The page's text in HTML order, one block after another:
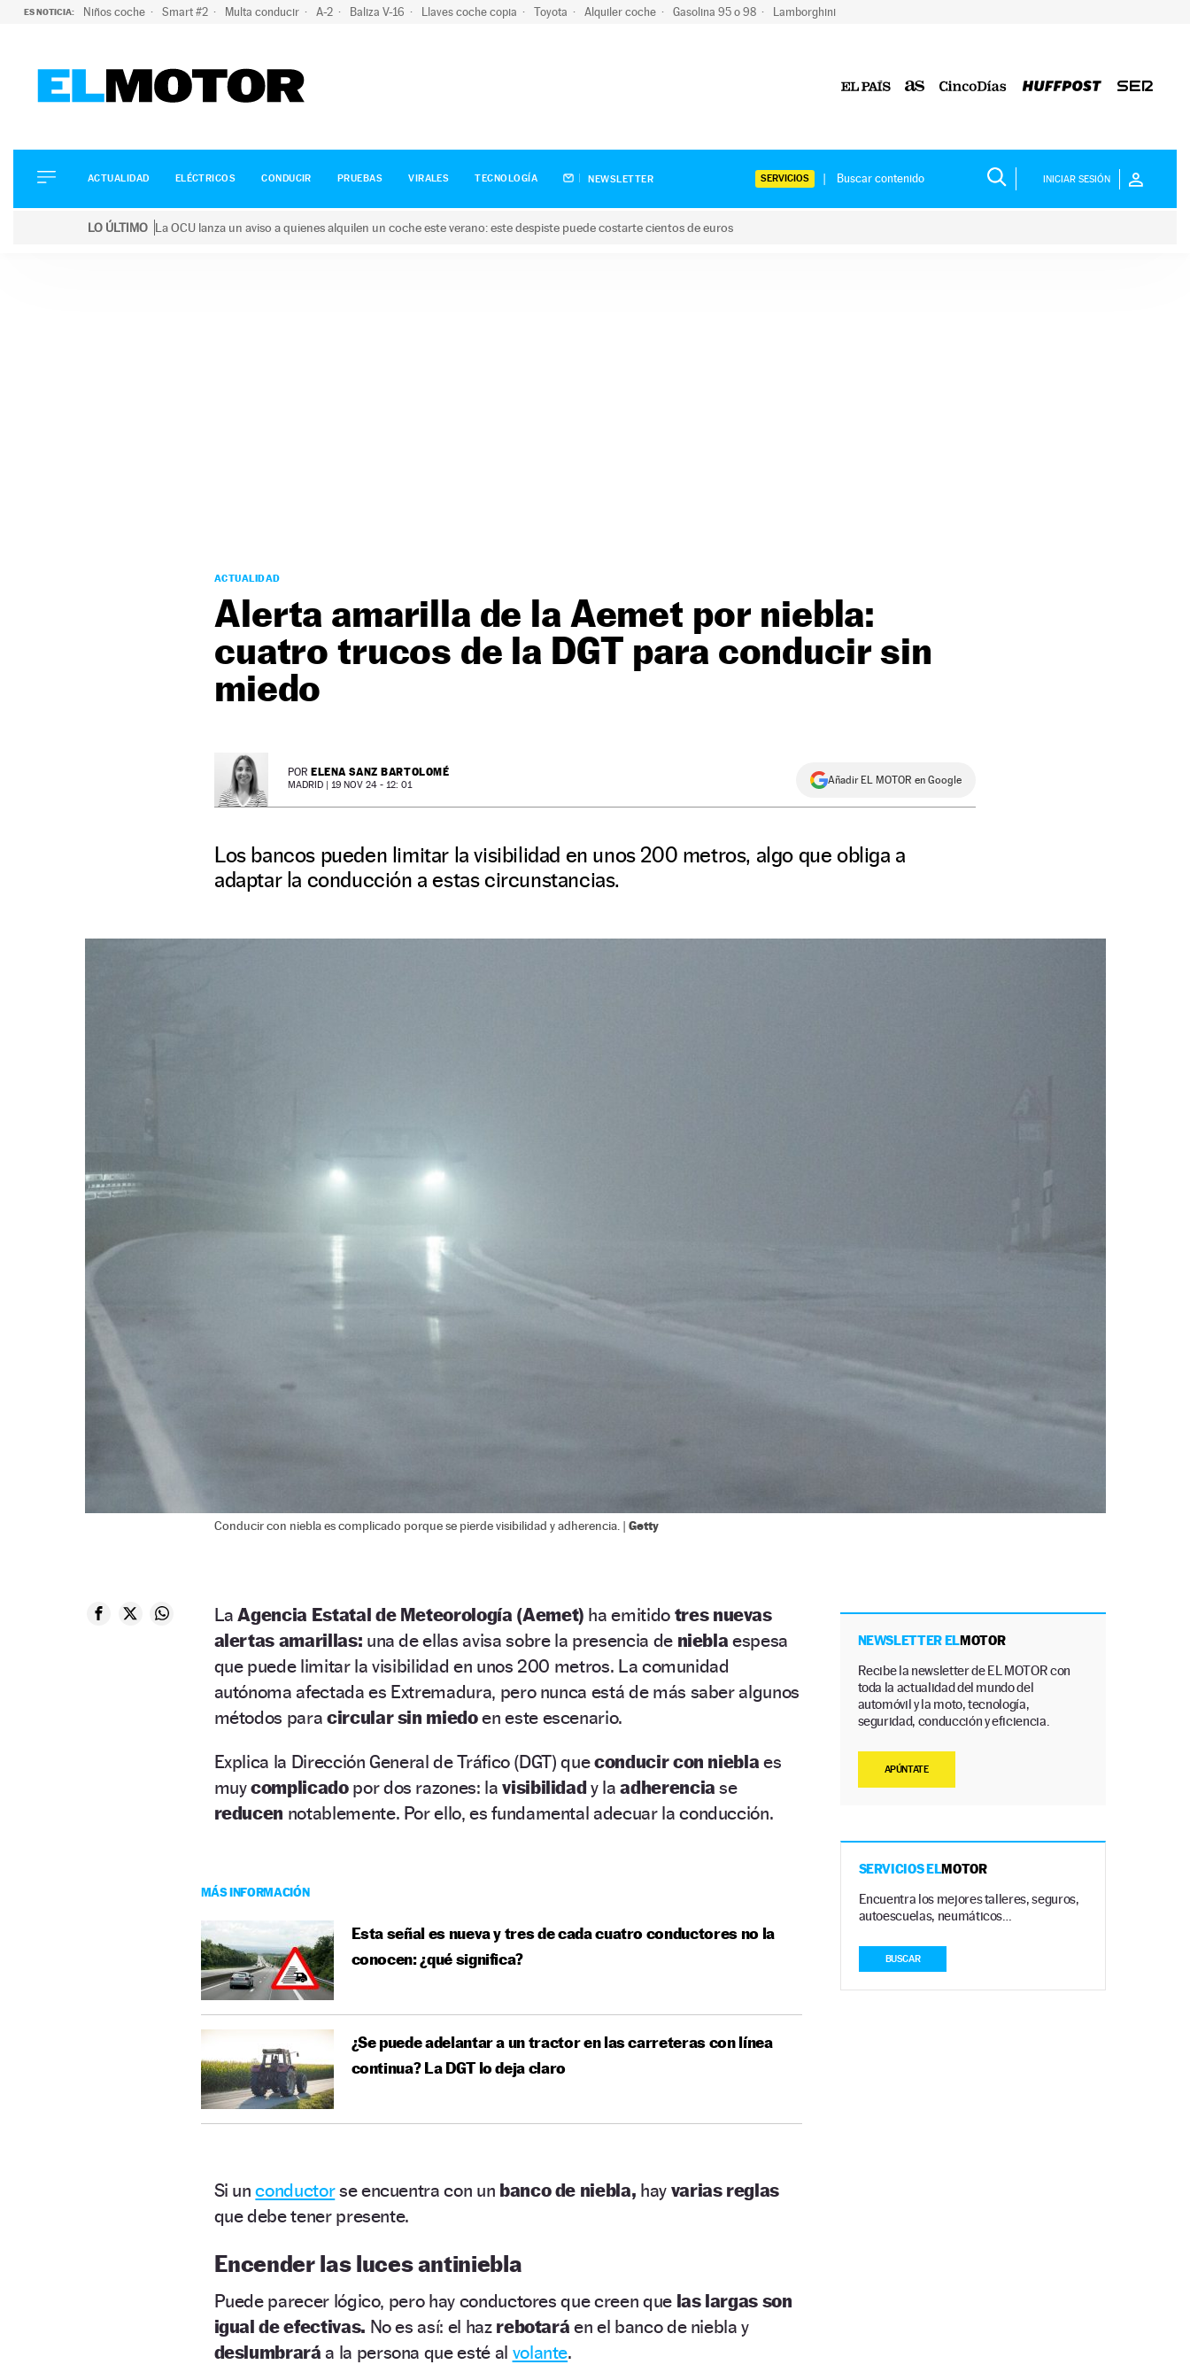
ES NOTICIA: Niños coche Smart #2 Multa conducir A-2 Baliza V-16 Llaves coche copia Toyota Alquiler coche Gasolina 95 o 98 Lamborghini
ELÉCTRICOS
CONDUCIR
ACTUALIDAD ELÉCTRICOS CONDUCIR PRUEBAS VIRALES TECNOLOGÍA NEWSLETTER SERVICIOS INICIAR SESIÓN
LO ÚLTIMO La OCU lanza un aviso a quienes alquilen un coche este verano: este despiste puede costarte cientos de euros
ACTUALIDAD
Alerta amarilla de la Aemet por niebla:
cuatro trucos de la DGT para conducir sin
miedo
POR ELENA SANZ BARTOLOMÉ
MADRID | 19 NOV 24 - 12: 01 Añadir EL MOTOR en Google
Los bancos pueden limitar la visibilidad en unos 200 metros, algo que obliga a
adaptar la conducción a estas circunstancias.
Conducir con niebla es complicado porque se pierde visibilidad y adherencia. | Getty
LaAgencia Estatal de Meteorología (Aemet) ha emitidotres nuevas
alertas amarillas: una de ellas avisa sobre la presencia de nieblaespesa
que puede limitar la visibilidad en unos 200 metros. La comunidad
autónoma afectada es Extremadura, pero nunca está de más saber algunos
métodos para circular sin miedoen este escenario.
Explica la Dirección General de Tráfico (DGT) queconducir con niebla es
muycomplicado por dos razones: lavisibilidady laadherenciase
reducen notablemente. Por ello, es fundamental adecuar la conducción.
MÁS INFORMACIÓN
Esta señal es nueva y tres de cada cuatro conductores no la
conocen: ¿qué significa?
¿Se puede adelantar a un tractor en las carreteras con línea
continua? La DGT lo deja claro
Si unconductorse encuentra con un banco de niebla, hayvarias reglas
que debe tener presente.
Encender las luces antiniebla
Puede parecer lógico, pero hay conductores que creen que las largas son
igual de efectivas. No es así: el haz rebotaráen el banco de niebla y
deslumbra­ráa la persona que esté al volante.
NEWSLETTER ELMOTOR
Recibe la newsletter de EL MOTOR con
toda la actualidad del mundo del
automóvil y la moto, tecnología,
seguridad, conducción y eficiencia.
APÚNTATE
SERVICIOS ELMOTOR
Encuentra los mejores talleres, seguros,
autoescuelas, neumáticos…
BUSCAR